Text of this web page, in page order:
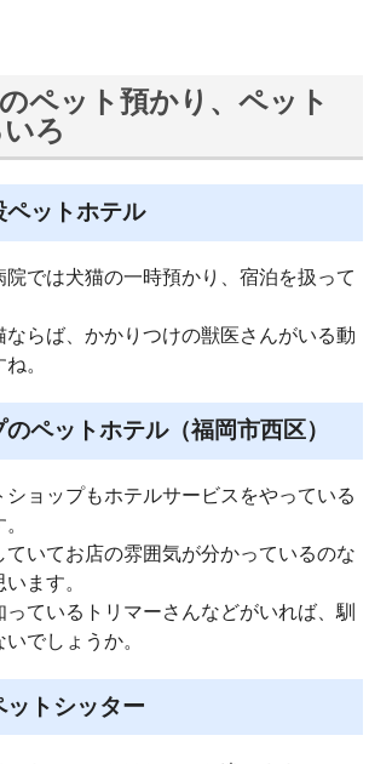
ペット預かり、ペット
ろ
ペットホテル
では犬猫の一時預かり、宿泊を扱って
らば、かかりつけの獣医さんがいる動
。
ペットホテル（福岡市西区）
ョップもホテルサービスをやっている
いてお店の雰囲気が分かっているのな
ます。
ているトリマーさんなどがいれば、馴
でしょうか。
トシッター